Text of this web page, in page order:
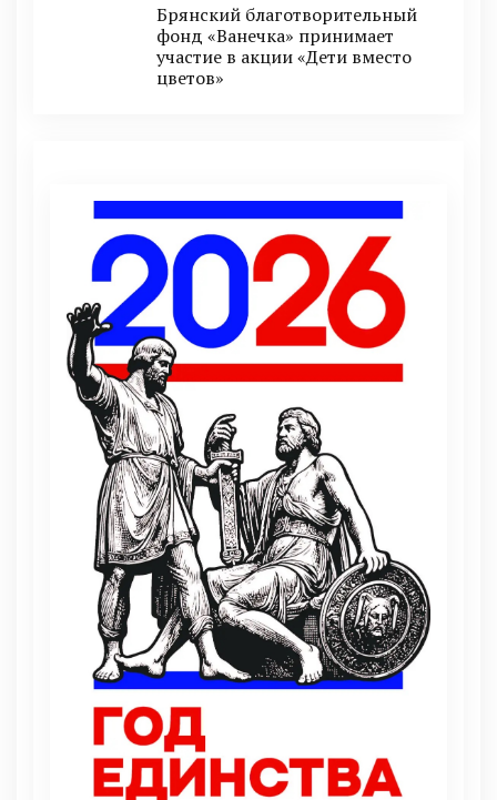
Брянский благотворительный
фонд «Ванечка» принимает
участие в акции «Дети вместо
цветов»